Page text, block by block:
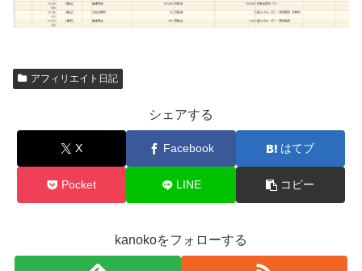
アフィリエイト日記
シェアする
X Facebook はてブ
Pocket LINE コピー
kanokoをフォローする